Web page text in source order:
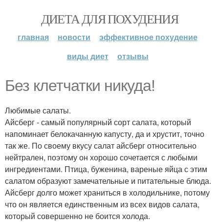
ДИЕТА ДЛЯ ПОХУДЕНИЯ
главная новости
эффективное похудение
виды диет
отзывы
Без клетчатки никуда!
Любимые салаты.
Айсберг - самый популярный сорт салата, который
напоминает белокачанную капусту, да и хрустит, точно
так же. По своему вкусу салат айсберг относительно
нейтрален, поэтому он хорошо сочетается с любыми
ингредиентами. Птица, буженина, вареные яйца с этим
салатом образуют замечательные и питательные блюда.
Айсберг долго может храниться в холодильнике, потому
что он является единственным из всех видов салата,
который совершенно не боится холода.